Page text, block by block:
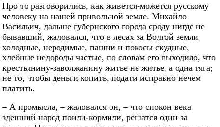
Про то разговорились, как живется-можется русскому
человеку на нашей привольной земле. Михайло
Васильич, дальше губернского города сроду нигде не
бывавший, жаловался, что в лесах за Волгой земли
холодные, неродимые, пашни и покосы скудные,
хлебные недороды частые, по словам его выходило, что
крестьянину-заволжанину житье не житье, а одна тяга;
не то, чтобы деньги копить, подати исправно нечем
платить.
– А промысла, – жаловался он, – что спокон века
здешний народ поили-кормили, решатся один за